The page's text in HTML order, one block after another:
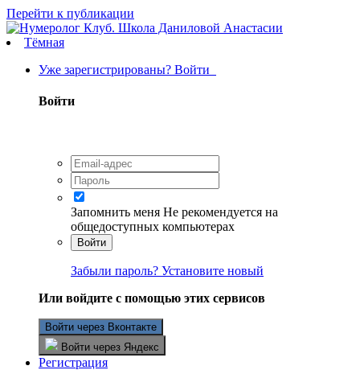
Перейти к публикации
Тёмная
Уже зарегистрированы? Войти
Войти
Запомнить меня Не рекомендуется на
общедоступных компьютерах
Войти
Забыли пароль? Установите новый
Или войдите с помощью этих сервисов
Войти через Вконтакте
Войти через Яндекс
Регистрация